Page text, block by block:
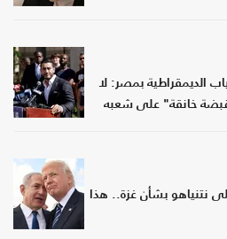
الديمقراطية بمصر: لا
خانقة" على شعبه
نتنياهو بشأن غزة.. هذا